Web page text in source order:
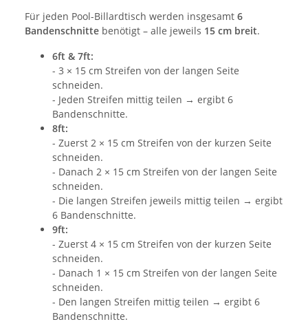
Für jeden Pool-Billardtisch werden insgesamt 6
Bandenschnitte benötigt – alle jeweils 15 cm breit.
6ft & 7ft:
- 3 × 15 cm Streifen von der langen Seite
schneiden.
- Jeden Streifen mittig teilen → ergibt 6
Bandenschnitte.
8ft:
- Zuerst 2 × 15 cm Streifen von der kurzen Seite
schneiden.
- Danach 2 × 15 cm Streifen von der langen Seite
schneiden.
- Die langen Streifen jeweils mittig teilen → ergibt
6 Bandenschnitte.
9ft:
- Zuerst 4 × 15 cm Streifen von der kurzen Seite
schneiden.
- Danach 1 × 15 cm Streifen von der langen Seite
schneiden.
- Den langen Streifen mittig teilen → ergibt 6
Bandenschnitte.